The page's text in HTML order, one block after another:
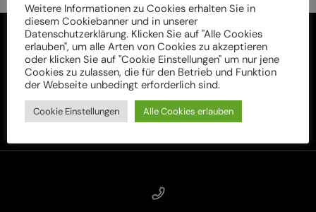
Weitere Informationen zu Cookies erhalten Sie in
diesem Cookiebanner und in unserer
Datenschutzerklärung. Klicken Sie auf "Alle Cookies
erlauben", um alle Arten von Cookies zu akzeptieren
oder klicken Sie auf "Cookie Einstellungen" um nur jene
Cookies zu zulassen, die für den Betrieb und Funktion
der Webseite unbedingt erforderlich sind.
Cookie Einstellungen Alle Cookies erlauben